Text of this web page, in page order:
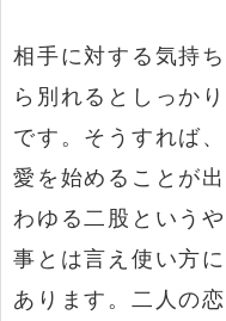
相手に対する気持
ら別れるとしっか
です。そうすれば
愛を始めることが
わゆる二股という
事とは言え使い方
あります。二人の